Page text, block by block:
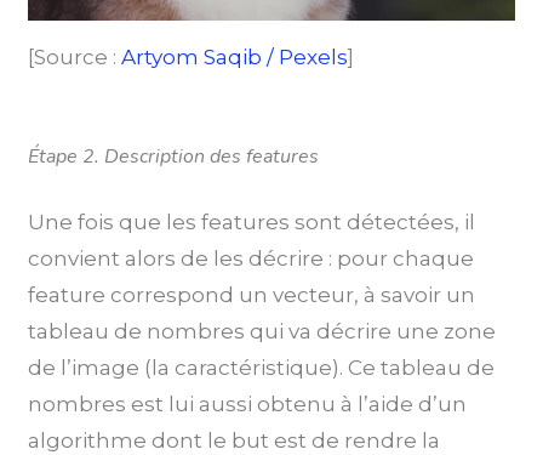
[Source : Artyom Saqib / Pexels]
Étape 2. Description des features
Une fois que les features sont détectées, il
convient alors de les décrire : pour chaque
feature correspond un vecteur, à savoir un
tableau de nombres qui va décrire une zone
de l’image (la caractéristique). Ce tableau de
nombres est lui aussi obtenu à l’aide d’un
algorithme dont le but est de rendre la